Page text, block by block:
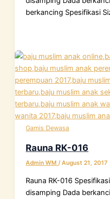
berkancing Spesifikasi
Gamis Dewasa
Rauna RK-016
Admin WM/August 21, 2017
Rauna RK-016
disamping Dada